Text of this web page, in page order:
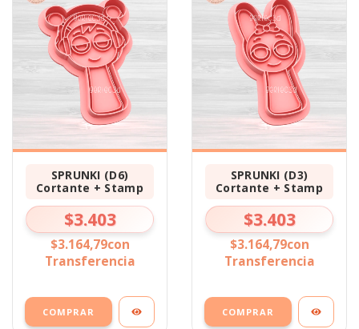
SPRUNKI (D6)
Cortante + Stamp
$3.403
$3.164,79con
Transferencia
COMPRAR
SPRUNKI (D3)
Cortante + Stamp
$3.403
$3.164,79con
Transferencia
COMPRAR